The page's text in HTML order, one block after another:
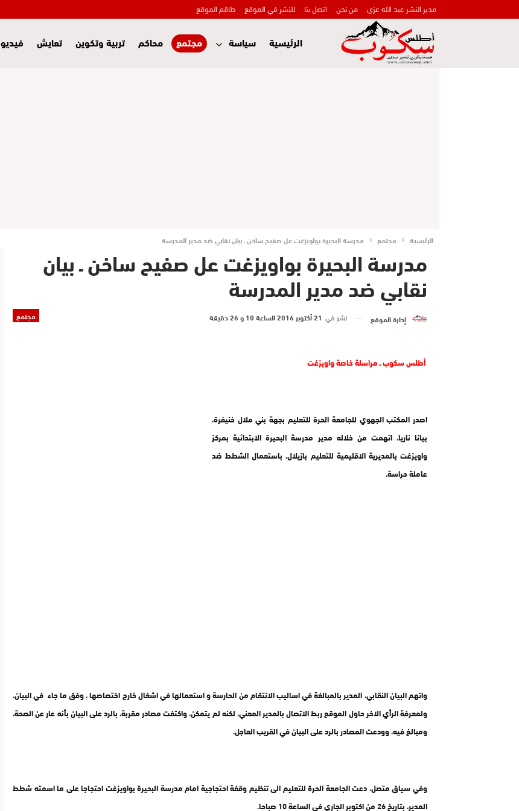
مدير النشر عبد الله عزي من نحن اتصل بنا للنشر في الموقع طاقم الموقع
الرئيسية سياسة مجتمع محاكم تربية وتكوين تعايش فيديو
الرئيسية مجتمع مدرسة البحيرة بواويزغت عل صفيح ساخن ـ بيان نقابي ضد مدير المدرسة
مدرسة البحيرة بواويزغت عل صفيح ساخن ـ بيان
نقابي ضد مدير المدرسة
مجتمع إدارة الموقع نشر في 21 أكتوبر 2016 الساعة 10 و 26 دقيقة
أطلس سكوب ـ مراسلة خاصة واويزغت
اصدر المكتب الجهوي للجامعة الحرة للتعليم بجهة بني ملال خنيفرة،
بيانا ناريا، اتهمت من خلاله مدير مدرسة البحيرة الابتدائية بمركز
واويزغت بالمديرية الاقليمية للتعليم بازيلال، باستعمال الشطط ضد
عاملة حراسة.
واتهم البيان النقابي، المدير بالمبالغة في اساليب الانتقام من الحارسة و استعمالها في اشغال خارج اختصاصها ، وفق ما جاء في البيان،
ولمعرفة الرأي الاخر حاول الموقع ربط الاتصال بالمدير المعني، لكنه لم يتمكن، واكتفت مصادر مقربة، بالرد على البيان بأنه عار عن الصحة،
ومبالغ فيه، وودعت المصادر بالرد على البيان في القريب العاجل.
وفي سياق متصل، دعت الجامعة الحرة للتعليم الى تنظيم وقفة احتجاجية امام مدرسة البحيرة بواويزغت احتجاجا على ما اسمته شطط
المدير، بتاريخ 26 من اكتوبر الجاري في الساعة 10 صباحا.